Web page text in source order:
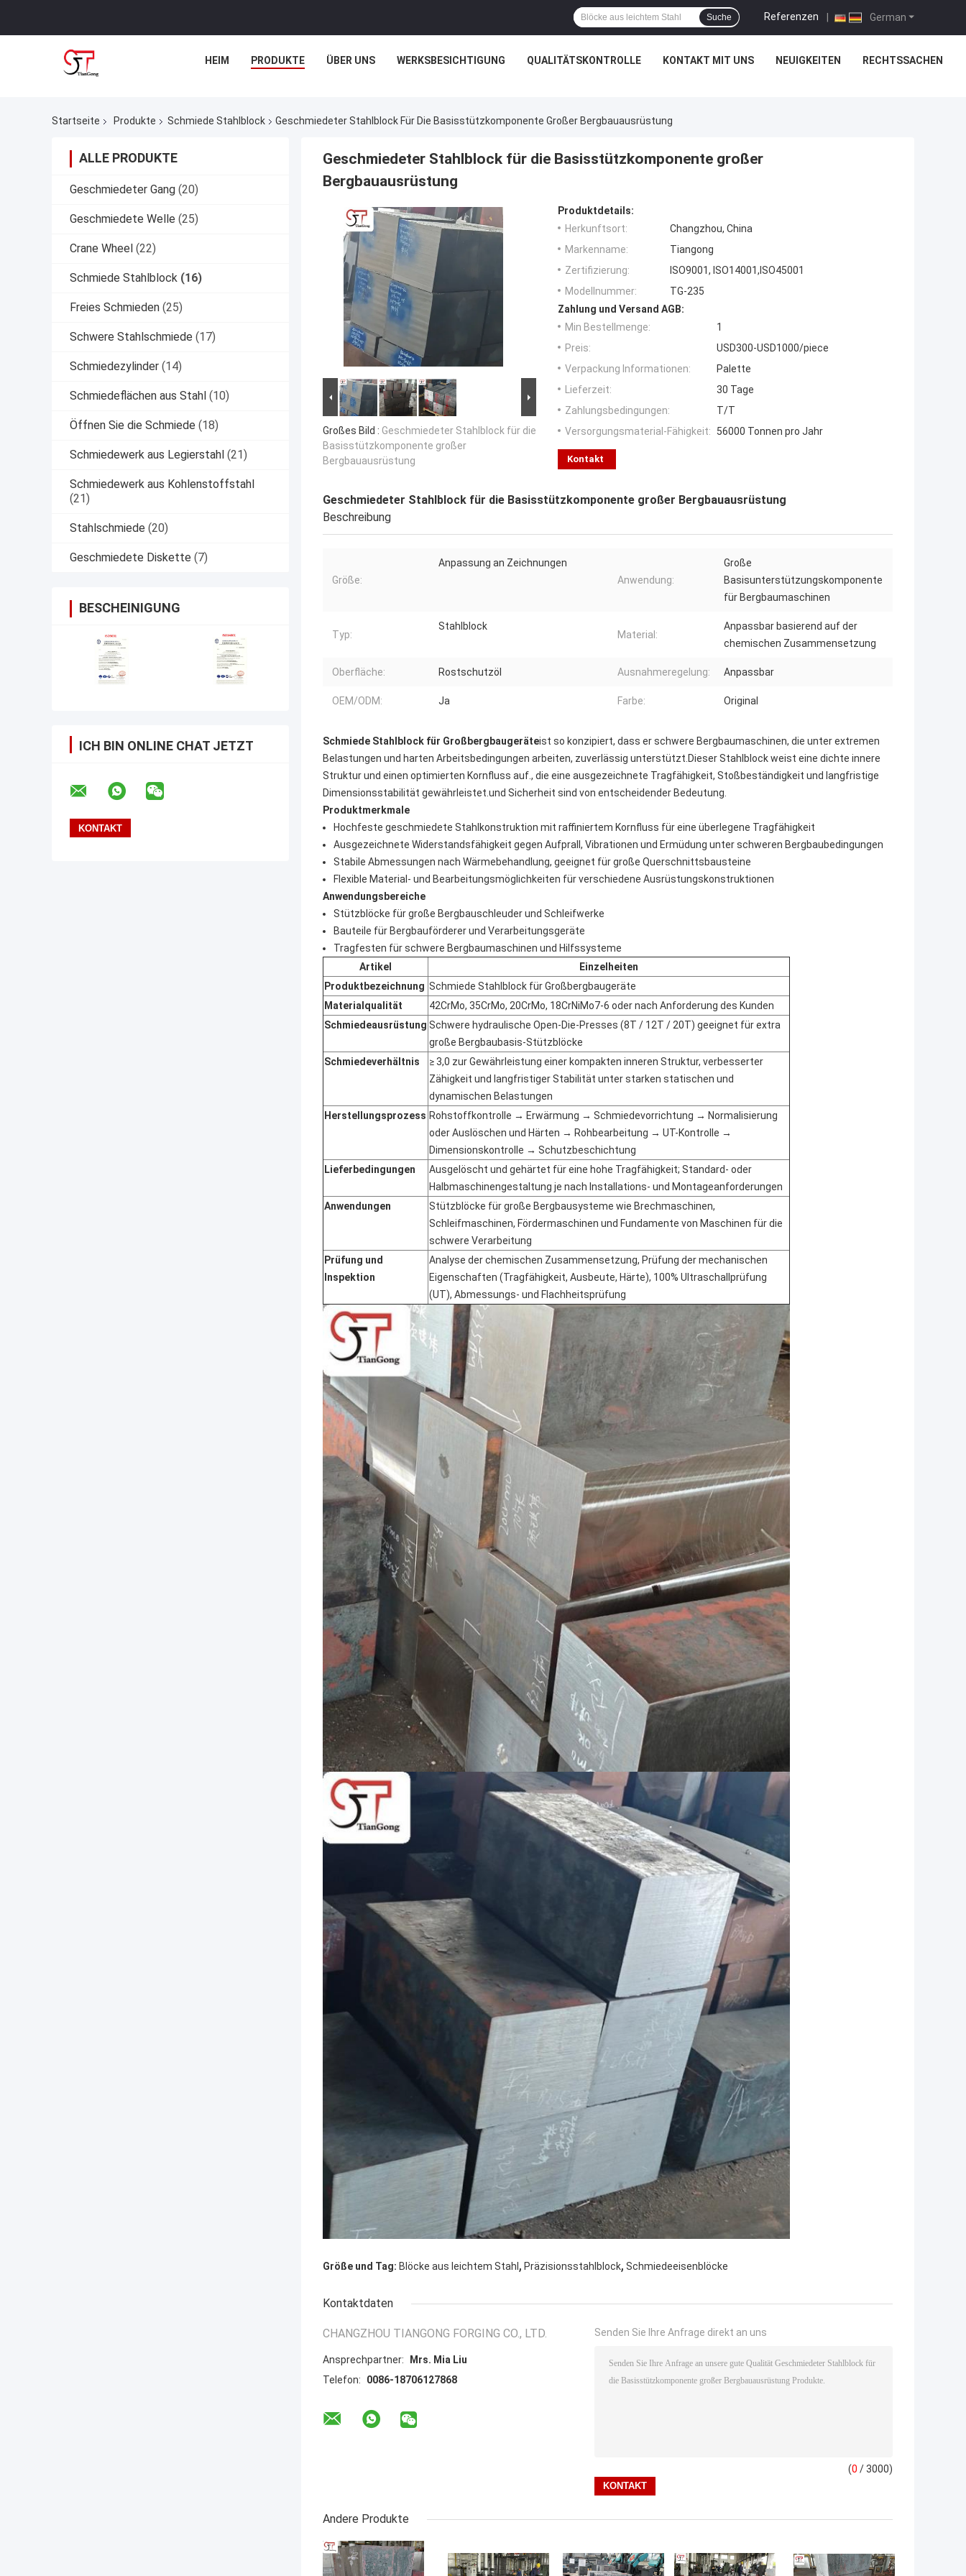
German
Referenzen |
Suche
HEIM PRODUKTE ÜBER UNS WERKSBESICHTIGUNG QUALITÄTSKONTROLLE KONTAKT MIT UNS NEUIGKEITEN RECHTSSACHEN
Startseite Produkte Schmiede Stahlblock Geschmiedeter Stahlblock Für Die Basisstützkomponente Großer Bergbauausrüstung
ALLE PRODUKTE
Geschmiedeter Gang (20)
Geschmiedete Welle (25)
Crane Wheel (22)
Schmiede Stahlblock (16)
Freies Schmieden (25)
Schwere Stahlschmiede (17)
Schmiedezylinder (14)
Schmiedeflächen aus Stahl (10)
Öffnen Sie die Schmiede (18)
Schmiedewerk aus Legierstahl (21)
Schmiedewerk aus Kohlenstoffstahl
(21)
Stahlschmiede (20)
Geschmiedete Diskette (7)
BESCHEINIGUNG
ICH BIN ONLINE CHAT JETZT
Geschmiedeter Stahlblock für die Basisstützkomponente großer
Bergbauausrüstung
Großes Bild : Geschmiedeter Stahlblock für die
Basisstützkomponente großer
Bergbauausrüstung
Produktdetails:
Herkunftsort:
Changzhou, China
Markenname:
Tiangong
Zertifizierung:
ISO9001, ISO14001,ISO45001
Modellnummer:
TG-235
Zahlung und Versand AGB:
Min Bestellmenge:
1
Preis:
USD300-USD1000/piece
Verpackung Informationen:
Palette
Lieferzeit:
30 Tage
Zahlungsbedingungen:
T/T
Versorgungsmaterial-Fähigkeit:
56000 Tonnen pro Jahr
Kontakt
Geschmiedeter Stahlblock für die Basisstützkomponente großer Bergbauausrüstung
Beschreibung
Größe:
Anpassung an Zeichnungen
Anwendung:
Große
Basisunterstützungskomponente
für Bergbaumaschinen
Typ:
Stahlblock
Material:
Anpassbar basierend auf der
chemischen Zusammensetzung
Oberfläche: Rostschutzöl Ausnahmeregelung: Anpassbar
OEM/ODM: Ja Farbe: Original
Schmiede Stahlblock für Großbergbaugeräteist so konzipiert, dass er schwere Bergbaumaschinen, die unter extremen
Belastungen und harten Arbeitsbedingungen arbeiten, zuverlässig unterstützt.Dieser Stahlblock weist eine dichte innere
Struktur und einen optimierten Kornfluss auf., die eine ausgezeichnete Tragfähigkeit, Stoßbeständigkeit und langfristige
Dimensionsstabilität gewährleistet.und Sicherheit sind von entscheidender Bedeutung.
Produktmerkmale
Hochfeste geschmiedete Stahlkonstruktion mit raffiniertem Kornfluss für eine überlegene Tragfähigkeit
Ausgezeichnete Widerstandsfähigkeit gegen Aufprall, Vibrationen und Ermüdung unter schweren Bergbaubedingungen
Stabile Abmessungen nach Wärmebehandlung, geeignet für große Querschnittsbausteine
Flexible Material- und Bearbeitungsmöglichkeiten für verschiedene Ausrüstungskonstruktionen
Anwendungsbereiche
Stützblöcke für große Bergbauschleuder und Schleifwerke
Bauteile für Bergbauförderer und Verarbeitungsgeräte
Tragfesten für schwere Bergbaumaschinen und Hilfssysteme
Artikel
Einzelheiten
Produktbezeichnung Schmiede Stahlblock für Großbergbaugeräte
Materialqualität
42CrMo, 35CrMo, 20CrMo, 18CrNiMo7-6 oder nach Anforderung des Kunden
Schmiedeausrüstung Schwere hydraulische Open-Die-Presses (8T / 12T / 20T) geeignet für extra
große Bergbaubasis-Stützblöcke
Schmiedeverhältnis
≥ 3,0 zur Gewährleistung einer kompakten inneren Struktur, verbesserter
Zähigkeit und langfristiger Stabilität unter starken statischen und
dynamischen Belastungen
Herstellungsprozess Rohstoffkontrolle → Erwärmung → Schmiedevorrichtung → Normalisierung
oder Auslöschen und Härten → Rohbearbeitung → UT-Kontrolle →
Dimensionskontrolle → Schutzbeschichtung
Lieferbedingungen
Ausgelöscht und gehärtet für eine hohe Tragfähigkeit; Standard- oder
Halbmaschinengestaltung je nach Installations- und Montageanforderungen
Anwendungen
Stützblöcke für große Bergbausysteme wie Brechmaschinen,
Schleifmaschinen, Fördermaschinen und Fundamente von Maschinen für die
schwere Verarbeitung
Prüfung und
Inspektion
Analyse der chemischen Zusammensetzung, Prüfung der mechanischen
Eigenschaften (Tragfähigkeit, Ausbeute, Härte), 100% Ultraschallprüfung
(UT), Abmessungs- und Flachheitsprüfung
Größe und Tag: Blöcke aus leichtem Stahl , Präzisionsstahlblock, Schmiedeeisenblöcke
Kontaktdaten
CHANGZHOU TIANGONG FORGING CO., LTD.
Ansprechpartner:
Mrs. Mia Liu
Telefon:
0086-18706127868
Senden Sie Ihre Anfrage direkt an uns
(0 / 3000)
Andere Produkte